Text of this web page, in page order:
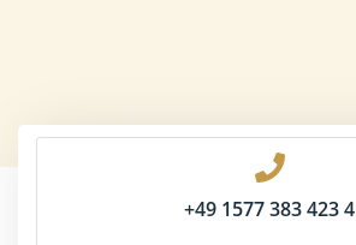
+49 1577 383 423 4